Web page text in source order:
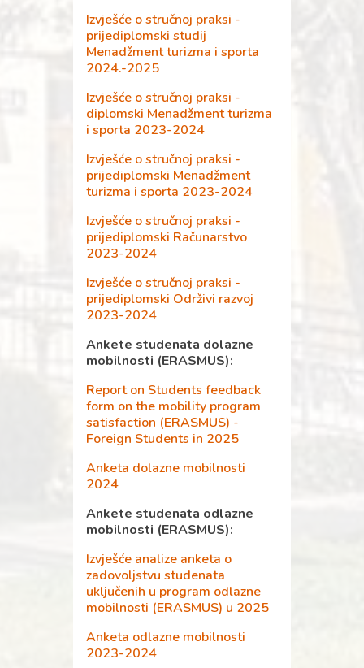
Anketa poslodavaca -
praksa - diplomski
Menadžmernt turizma i
sporta 2020-2021
Anketa poslodavaca -
praksa - prijediplomski
Menadžment turizma i
Anketa poslodavaca -
praksa - prijediplomski
Anketa poslodavaca -
praksa - prijediplomski
Anketa poslodavaca -
praksa - prijediplomski
sporta 2019-2020
praksa - prijediplomski
Održivi razvoj 2019-2020
Anketa poslodavaca -
Menadžment turizma i
sporta 2019-2020
Anketa poslodavaca -
praksa - prijediplomski
Održivi razvoj 2018-2019
Izvješće o stručnoj praksi -
prijediplomski studij
Menadžment turizma i sporta
2024.-2025
Izvješće o stručnoj praksi -
diplomski Menadžment turizma
i sporta 2023-2024
Izvješće o stručnoj praksi -
prijediplomski Menadžment
turizma i sporta 2023-2024
Izvješće o stručnoj praksi -
prijediplomski Računarstvo
2023-2024
Izvješće o stručnoj praksi -
prijediplomski Održivi razvoj
2023-2024
Ankete studenata dolazne
mobilnosti (ERASMUS):
Report on Students feedback
form on the mobility program
satisfaction (ERASMUS) -
Foreign Students in 2025
Anketa dolazne mobilnosti
2024
Ankete studenata odlazne
mobilnosti (ERASMUS):
Izvješće analize anketa o
zadovoljstvu studenata
uključenih u program odlazne
mobilnosti (ERASMUS) u 2025
Anketa odlazne mobilnosti
2023-2024